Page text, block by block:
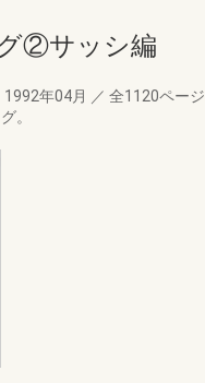
②サッシ編
1992年04月 ／ 全1120ページ
。